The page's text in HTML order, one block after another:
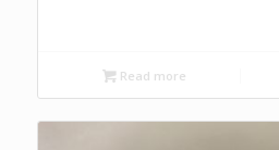
Read more